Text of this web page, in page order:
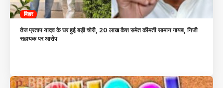
बिहार
तेज प्रताप यादव के घर हुई बड़ी चोरी, 20 लाख कैश समेत कीमती सामान गायब, निजी
सहायक पर आरोप